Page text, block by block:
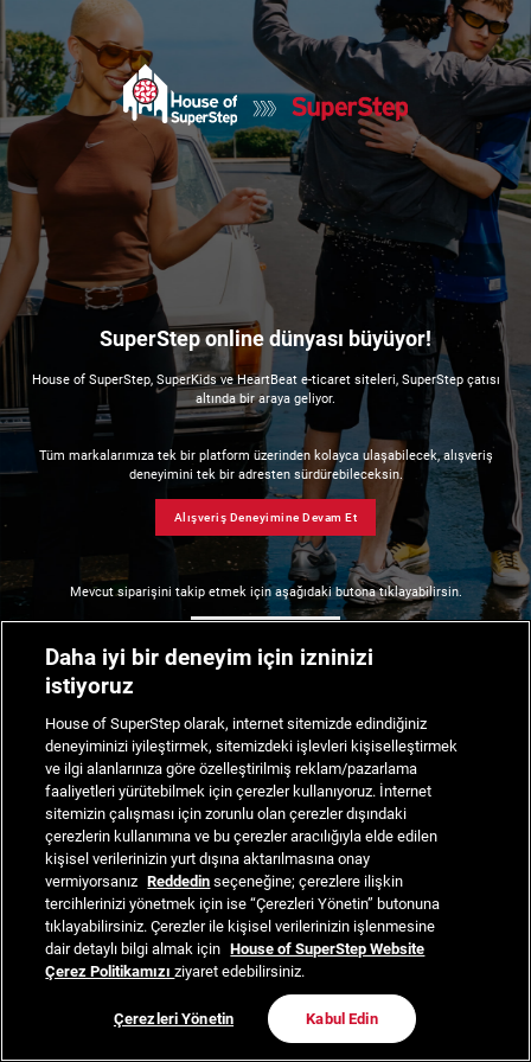
SuperStep online dünyası büyüyor!
House of SuperStep, SuperKids ve HeartBeat e-ticaret siteleri, SuperStep çatısı
altında bir araya geliyor.
Tüm markalarımıza tek bir platform üzerinden kolayca ulaşabilecek, alışveriş
deneyimini tek bir adresten sürdürebileceksin.
Alışveriş Deneyimine Devam Et
Mevcut siparişini takip etmek için aşağıdaki butona tıklayabilirsin.
Daha iyi bir deneyim için izninizi
istiyoruz
House of SuperStep olarak, internet sitemizde edindiğiniz
deneyiminizi iyileştirmek, sitemizdeki işlevleri kişiselleştirmek
ve ilgi alanlarınıza göre özelleştirilmiş reklam/pazarlama
faaliyetleri yürütebilmek için çerezler kullanıyoruz. İnternet
sitemizin çalışması için zorunlu olan çerezler dışındaki
çerezlerin kullanımına ve bu çerezler aracılığıyla elde edilen
kişisel verilerinizin yurt dışına aktarılmasına onay
vermiyorsanız Reddedin seçeneğine; çerezlere ilişkin
tercihlerinizi yönetmek için ise “Çerezleri Yönetin” butonuna
tıklayabilirsiniz. Çerezler ile kişisel verilerinizin işlenmesine
dair detaylı bilgi almak için House of SuperStep Website
Çerez Politikamızıziyaret edebilirsiniz.
Çerezleri Yönetin Kabul Edin